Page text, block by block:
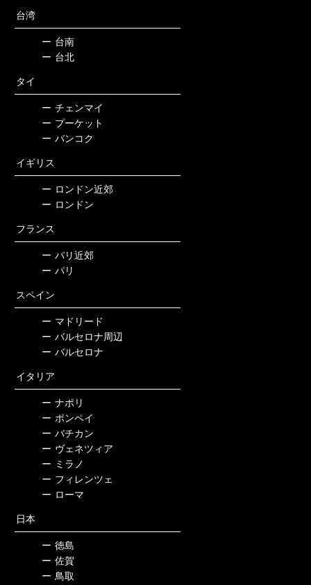
台湾
ー 台南
ー 台北
タイ
ー チェンマイ
ー プーケット
ー バンコク
イギリス
ー ロンドン近郊
ー ロンドン
フランス
ー パリ近郊
ー パリ
スペイン
ー マドリード
ー バルセロナ周辺
ー バルセロナ
イタリア
ー ナポリ
ー ポンペイ
ー バチカン
ー ヴェネツィア
ー ミラノ
ー フィレンツェ
ー ローマ
日本
ー 徳島
ー 佐賀
ー 鳥取